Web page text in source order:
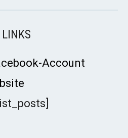
LINKS
Account